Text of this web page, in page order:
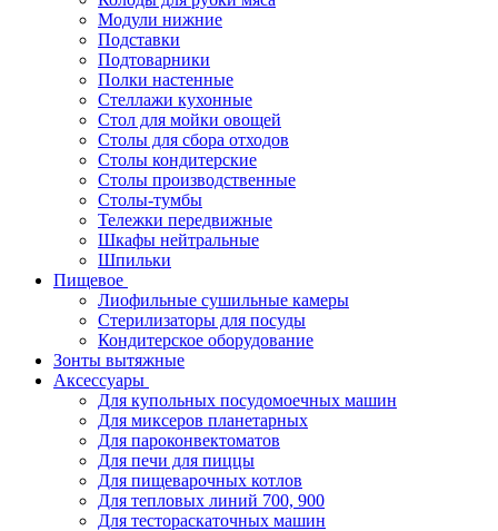
Модули нижние
Подставки
Подтоварники
Полки настенные
Стеллажи кухонные
Стол для мойки овощей
Столы для сбора отходов
Столы кондитерские
Столы производственные
Столы-тумбы
Тележки передвижные
Шкафы нейтральные
Шпильки
Пищевое
Лиофильные сушильные камеры
Стерилизаторы для посуды
Кондитерское оборудование
Зонты вытяжные
Аксессуары
Для купольных посудомоечных машин
Для миксеров планетарных
Для пароконвектоматов
Для печи для пиццы
Для пищеварочных котлов
Для тепловых линий 700, 900
Для тестораскаточных машин